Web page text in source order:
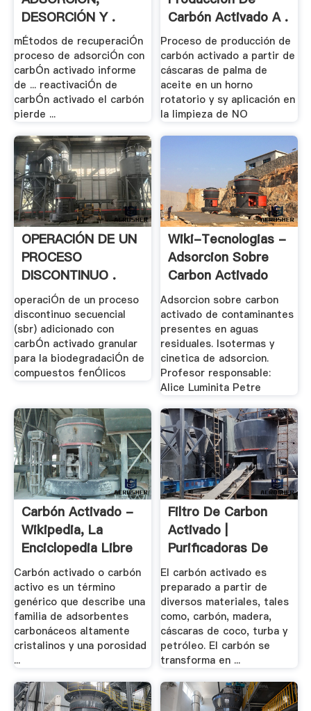
DESORCIÓN Y .
mÉtodos de recuperaciÓn
proceso de adsorciÓn con
carbÓn activado informe
de ... reactivaciÓn de
carbÓn activado el carbón
pierde ...
Carbón Activado A .
Proceso de producción de
carbón activado a partir de
cáscaras de palma de
aceite en un horno
rotatorio y sy aplicación en
la limpieza de NO
OPERACIÓN DE UN
PROCESO
DISCONTINUO .
operaciÓn de un proceso
discontinuo secuencial
(sbr) adicionado con
carbÓn activado granular
para la biodegradaciÓn de
compuestos fenÓlicos
Wiki-Tecnologias -
Adsorcion Sobre
Carbon Activado
Adsorcion sobre carbon
activado de contaminantes
presentes en aguas
residuales. Isotermas y
cinetica de adsorcion.
Profesor responsable:
Alice Luminita Petre
Carbón Activado -
Wikipedia, La
Enciclopedia Libre
Carbón activado o carbón
activo es un término
genérico que describe una
familia de adsorbentes
carbonáceos altamente
cristalinos y una porosidad
...
Filtro De Carbon
Activado |
Purificadoras De
Agua
El carbón activado es
preparado a partir de
diversos materiales, tales
como, carbón, madera,
cáscaras de coco, turba y
petróleo. El carbón se
transforma en ...